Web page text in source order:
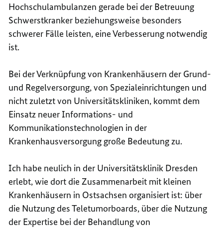
Hochschulambulanzen gerade bei der Betreuung
Schwerstkranker beziehungsweise besonders
schwerer Fälle leisten, eine Verbesserung notwendig
ist.
Bei der Verknüpfung von Krankenhäusern der Grund-
und Regelversorgung, von Spezialeinrichtungen und
nicht zuletzt von Universitätskliniken, kommt dem
Einsatz neuer Informations- und
Kommunikationstechnologien in der
Krankenhausversorgung große Bedeutung zu.
Ich habe neulich in der Universitätsklinik Dresden
erlebt, wie dort die Zusammenarbeit mit kleinen
Krankenhäusern in Ostsachsen organisiert ist: über
die Nutzung des Teletumorboards, über die Nutzung
der Expertise bei der Behandlung von